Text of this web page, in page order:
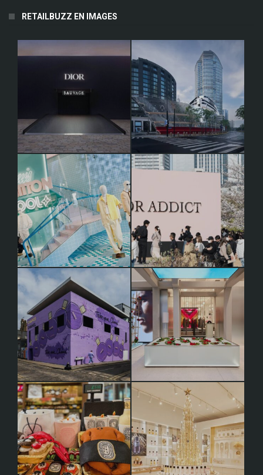
RETAILBUZZ EN IMAGES